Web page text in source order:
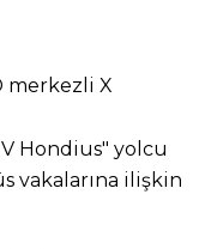
merkezli X
Hondius" yolcu
vakalarına ilişkin